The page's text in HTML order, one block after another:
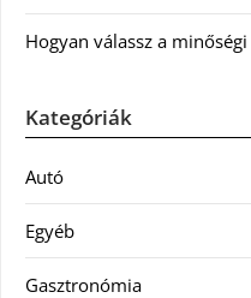
Hogyan válassz a
Kategóriák
Autó
Egyéb
Gasztronómia